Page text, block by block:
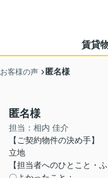
賃貸
お客様の声 匿名様
匿名様
担当：相内 佳介
【ご契約物件の決め手】
立地
【担当者へのひとこと・ふ